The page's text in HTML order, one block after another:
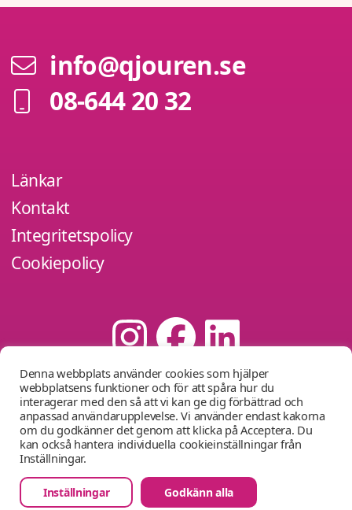
info@qjouren.se
08-644 20 32
Länkar
Kontakt
Integritetspolicy
Cookiepolicy
Denna webbplats använder cookies som hjälper
webbplatsens funktioner och för att spåra hur du
interagerar med den så att vi kan ge dig förbättrad och
anpassad användarupplevelse. Vi använder endast kakorna
om du godkänner det genom att klicka på Acceptera. Du
kan också hantera individuella cookieinställningar från
Inställningar.
Inställningar Godkänn alla